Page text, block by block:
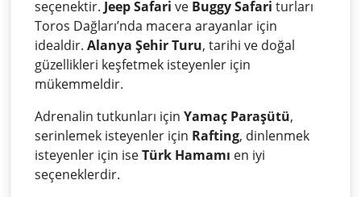
seçenektir. Jeep Safari ve Buggy Safari turları
Toros Dağları’nda macera arayanlar için
idealdir. Alanya Şehir Turu, tarihi ve doğal
güzellikleri keşfetmek isteyenler için
mükemmeldir.
Adrenalin tutkunları için Yamaç Paraşütü,
serinlemek isteyenler için Rafting, dinlenmek
isteyenler için iseTürk Hamamı en iyi
seçeneklerdir.